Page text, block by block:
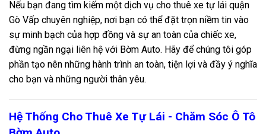
Nếu bạn đang tìm kiếm một dịch vụ cho thuê xe tự lái quận
Gò Vấp chuyên nghiệp, nơi bạn có thể đặt trọn niềm tin vào
sự minh bạch của hợp đồng và sự an toàn của chiếc xe,
đừng ngần ngại liên hệ với Bờm Auto. Hãy để chúng tôi góp
phần tạo nên những hành trình an toàn, tiện lợi và đầy ý nghĩa
cho bạn và những người thân yêu.
Hệ Thống Cho Thuê Xe Tự Lái - Chăm Sóc Ô Tô